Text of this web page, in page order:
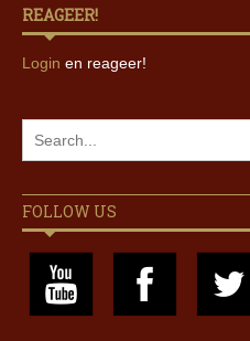
REAGEER!
Login en reageer!
FOLLOW US